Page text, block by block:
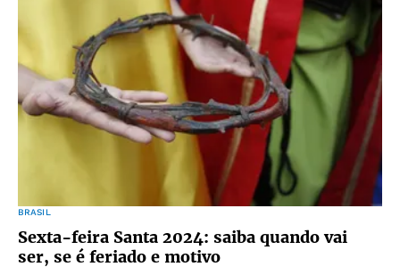
BRASIL
Sexta-feira Santa 2024: saiba quando vai
ser, se é feriado e motivo